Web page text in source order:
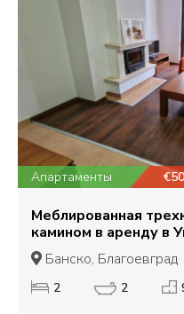
Апартаменты
Меблированная
камином в аренду в
Банско
Банско, Благоевград
2 2